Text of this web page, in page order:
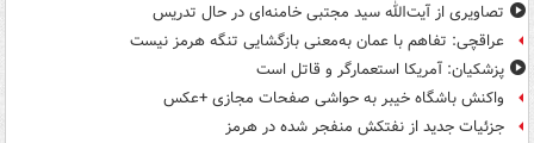
تصاویری از آیت‌الله سید مجتبی خامنه‌ای در حال تدریس
عراقچی: تفاهم با عمان به‌معنی بازگشایی تنگه هرمز نیست
پزشکیان: آمریکا استعمارگر و قاتل است
واکنش باشگاه خیبر به حواشی صفحات مجازی +عکس
جزئیات جدید از نفتکش منفجر شده در هرمز